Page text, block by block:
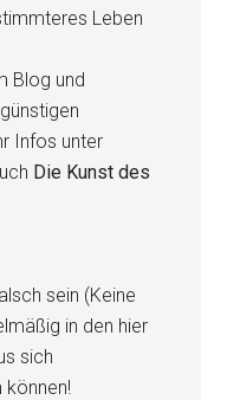
Leben
Blog und
Infos unter
Die Kunst des
sein (Keine
in den hier
sich
können!